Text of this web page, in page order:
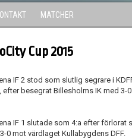
MATCHER
Cup 2015
IF 2 stod som slutlig segrare i
efter besegrat Billesholms IK med 3-
IF 1 slutade som 4:a efter förlorat
0 mot värdlaget Kullabygdens DFF.